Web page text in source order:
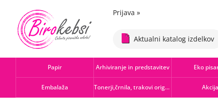
Prijava »
Aktualni katalog izdelkov
Papir Arhiviranje in predstavitev Eko
Embalaža Tonerji,črnila, trakovi orig.-rec. Akcija